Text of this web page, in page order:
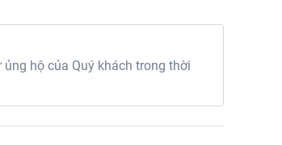
hộ của Quý khách trong thời